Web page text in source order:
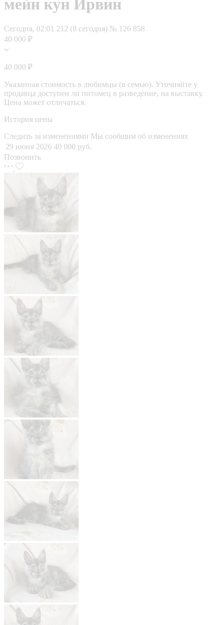
мейн кун Ирвин
Сегодня, 02:01 212 (8 сегодня) № 126 858
40 000 ₽
40 000 ₽
Указанная стоимость в любимцы (в семью). Уточняйте у
продавца доступен ли питомец в разведение, на выставку.
Цена может отличаться.
История цены
Следить за изменениями Мы сообщим об изменениях
29 июня 2026 40 000 руб.
Позвонить